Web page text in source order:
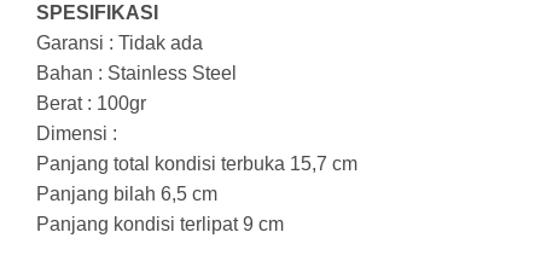
SPESIFIKASI
Garansi : Tidak ada
Bahan : Stainless Steel
Berat : 100gr
Dimensi :
Panjang total kondisi terbuka 15,7 cm
Panjang bilah 6,5 cm
Panjang kondisi terlipat 9 cm